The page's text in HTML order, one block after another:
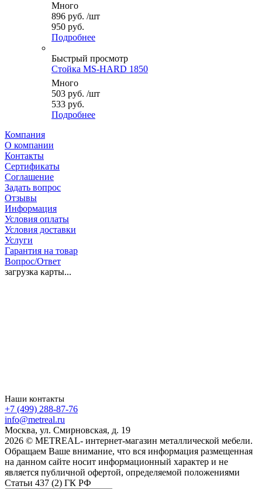
Много
896 руб. /шт
950 руб.
Подробнее
Быстрый просмотр
Стойка MS-HARD 1850
Много
503 руб. /шт
533 руб.
Подробнее
Компания
О компании
Контакты
Сертификаты
Соглашение
Задать вопрос
Отзывы
Информация
Условия оплаты
Условия доставки
Услуги
Гарантия на товар
Вопрос/Ответ
загрузка карты...
Наши контакты
+7 (499) 288-87-76
info@metreal.ru
Москва, ул. Смирновская, д. 19
2026 © METREAL- интернет-магазин металлической мебели.
Обращаем Ваше внимание, что вся информация размещенная
на данном сайте носит информационный характер и не
является публичной офертой, определяемой положениями
Статьи 437 (2) ГК РФ